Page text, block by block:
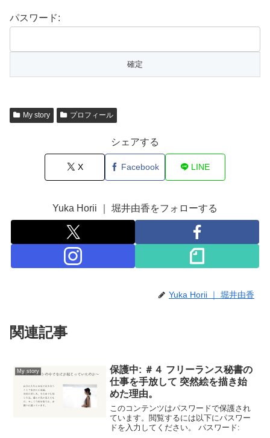
パスワード:
My story プロフィール
シェアする
X Facebook LINE
Yuka Horii ｜ 堀井由香をフォローする
Yuka Horii ｜ 堀井由香
関連記事
My story
保護中: ＃４ フリーランス秘書の
仕事を手放して 突然絵を描き始
めた理由。
このコンテンツはパスワードで保護され
ています。閲覧するには以下にパスワー
ドを入力してください。 パスワード: